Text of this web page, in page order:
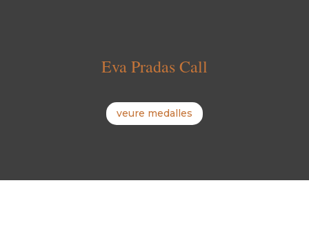
Eva Pradas Call
veure medalles